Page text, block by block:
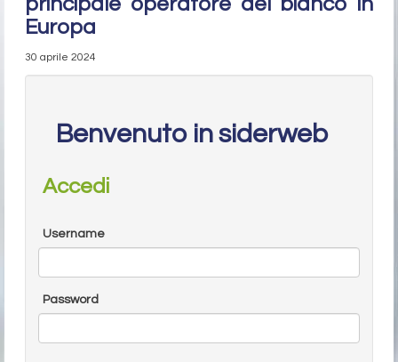
Europa
30 aprile 2024
Benvenuto in siderweb
Accedi
Username
Password